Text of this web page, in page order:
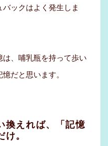
ックはよく発生しま
、哺乳瓶を持って歩い
だと思います。
換えれば、「記憶
。